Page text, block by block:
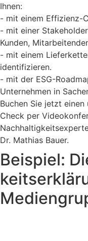
Ihnen:
- mit einem Effizienz-
- mit einer
Kunden,
- mit einem
identifizieren.
- mit der ESG-
Unternehmen in
Buchen Sie jetzt
Check per
Dr. Mathias Bauer.
Beispiel: